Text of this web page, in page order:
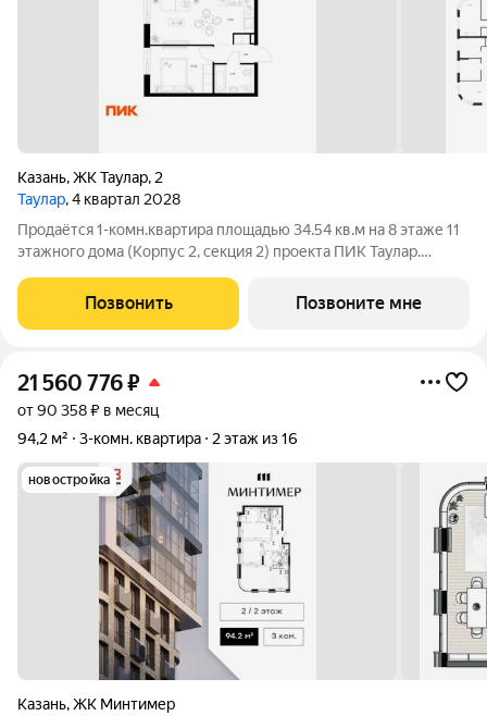
Казань,ЖК Таулар, 2
Таулар, 4 квартал 2028
Продаётся 1-комн.квартира площадью 34.54 кв.м на 8 этаже 11
этажного дома (Корпус 2, секция 2) проекта ПИК Таулар.
функциональная планировка, большие окна, с отделкой.
«Таулар» квартал бизнес-класса в
Позвонить Позвоните мне
21 560 776₽
от 90 358 ₽ в месяц
94,2 м²
3-комн. квартира 2 этаж из 16
новостройка
Казань,ЖК Минтимер